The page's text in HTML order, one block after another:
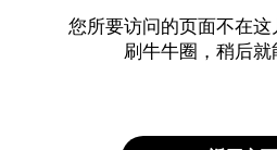
您所要访问的页面不在
刷牛牛圈，稍后就